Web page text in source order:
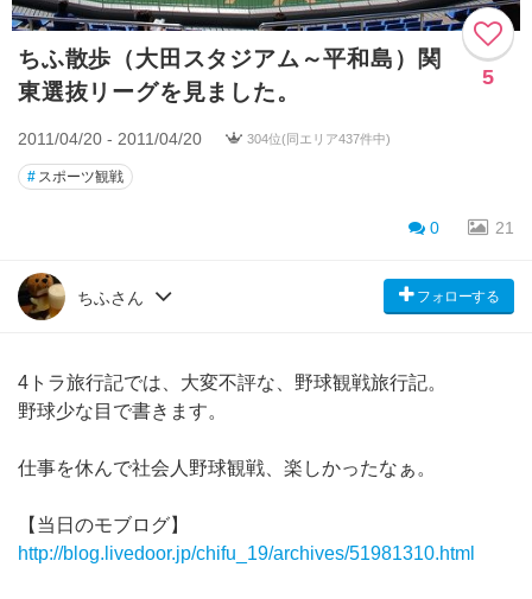
ちふ散歩（大田スタジアム～平和島）関
東選抜リーグを見ました。
5
2011/04/20 - 2011/04/20 304位(同エリア437件中)
# スポーツ観戦
0 21
ちふさん フォローする
4トラ旅行記では、大変不評な、野球観戦旅行記。
野球少な目で書きます。
仕事を休んで社会人野球観戦、楽しかったなぁ。
【当日のモブログ】
http://blog.livedoor.jp/chifu_19/archives/51981310.html